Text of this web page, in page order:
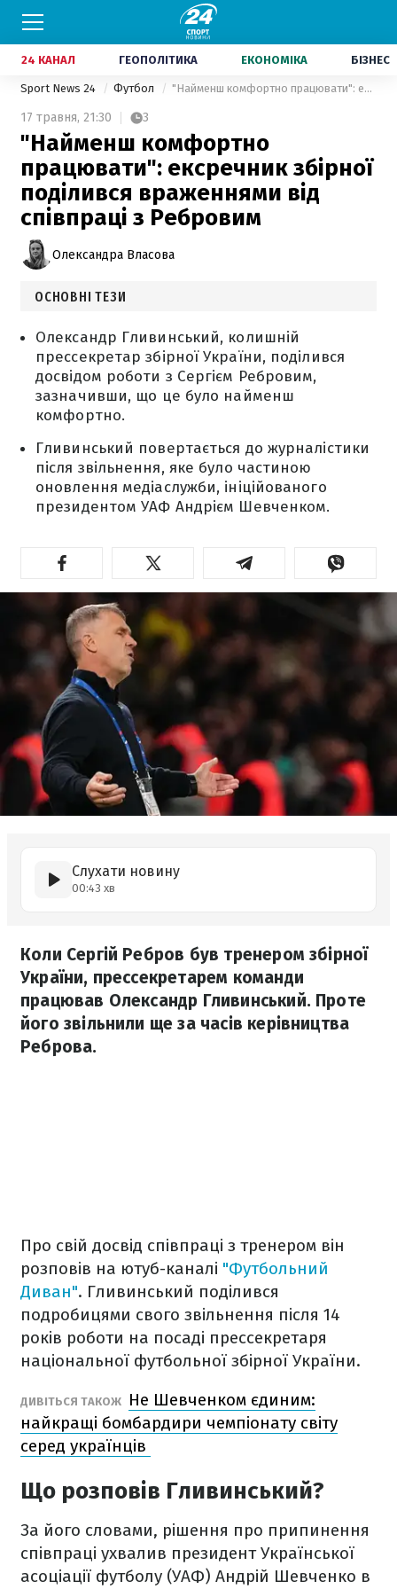
24 КАНАЛ ГЕОПОЛІТИКА ЕКОНОМІКА БІЗНЕС
Sport News 24 Футбол "Найменш комфортно працювати": ексречник збірної поділився враженнями від співпраці з Ребровим
17 травня, 21:30 3
"Найменш комфортно
працювати": ексречник збірної
поділився враженнями від
співпраці з Ребровим
Олександра Власова
ОСНОВНІ ТЕЗИ
Олександр Гливинський, колишній
прессекретар збірної України, поділився
досвідом роботи з Сергієм Ребровим,
зазначивши, що це було найменш
комфортно.
Гливинський повертається до журналістики
після звільнення, яке було частиною
оновлення медіаслужби, ініційованого
президентом УАФ Андрієм Шевченком.
Слухати новину
00:43 хв
Коли Сергій Ребров був тренером збірної
України, прессекретарем команди
працював Олександр Гливинський. Проте
його звільнили ще за часів керівництва
Реброва.
Про свій досвід співпраці з тренером він
розповів на ютуб-каналі "Футбольний
Диван". Гливинський поділився
подробицями свого звільнення після 14
років роботи на посаді прессекретаря
національної футбольної збірної України.
ДИВІТЬСЯ ТАКОЖ
Не Шевченком єдиним:
найкращі бомбардири чемпіонату світу
серед українців
Що розповів Гливинський?
За його словами, рішення про припинення
співпраці ухвалив президент Української
асоціації футболу (УАФ) Андрій Шевченко в